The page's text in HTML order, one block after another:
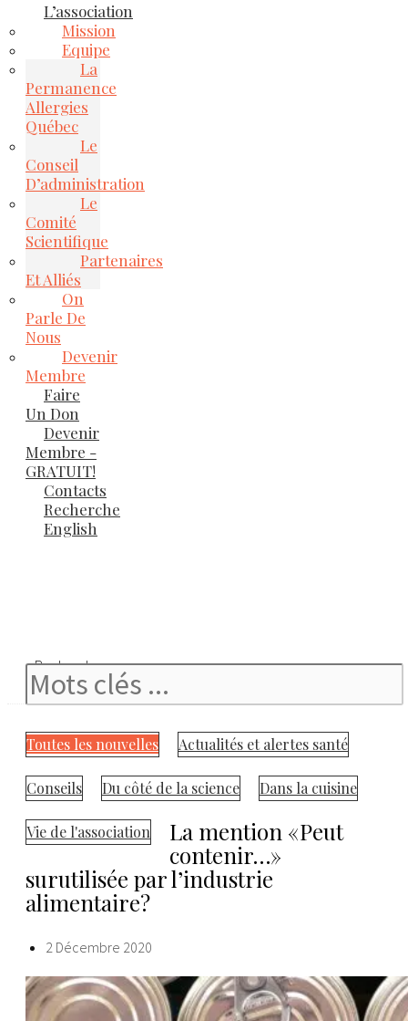
L’association
Mission
Equipe
La
Permanence
Allergies
Québec
Le
Conseil
D’administration
Le
Comité
Scientifique
Partenaires
Et Alliés
On
Parle De
Nous
Devenir
Membre
Faire
Un Don
Devenir
Membre -
GRATUIT!
Contacts
Recherche
English
Rechercher
Toutes les nouvelles Actualités et alertes santé
Conseils Du côté de la science Dans la cuisine
Vie de l'association
La mention « Peut
contenir…»
surutilisée par l’industrie
alimentaire?
2 Décembre 2020